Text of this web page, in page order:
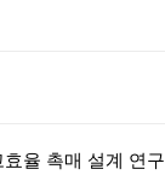
율 촉매 설계 연구